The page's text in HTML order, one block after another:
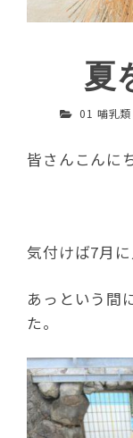
夏
01 哺乳類
皆さんこんに
気付けば7月に
あっという間
た。